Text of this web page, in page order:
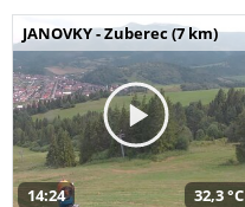
JANOVKY - Zuberec (7 km)
14:24 32,3 °C